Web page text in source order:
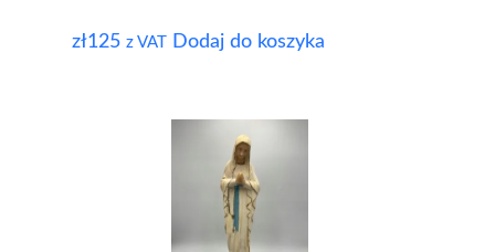
zł125 z VAT Dodaj do koszyka